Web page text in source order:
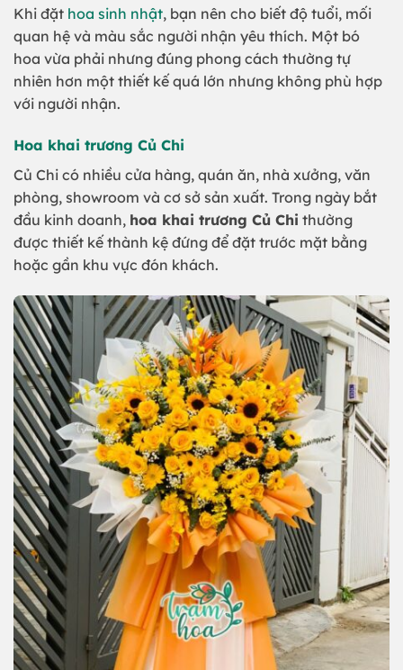
Khi đặt hoa sinh nhật, bạn nên cho biết độ tuổi, mối
quan hệ và màu sắc người nhận yêu thích. Một bó
hoa vừa phải nhưng đúng phong cách thường tự
nhiên hơn một thiết kế quá lớn nhưng không phù hợp
với người nhận.
Hoa khai trương Củ Chi
Củ Chi có nhiều cửa hàng, quán ăn, nhà xưởng, văn
phòng, showroom và cơ sở sản xuất. Trong ngày bắt
đầu kinh doanh, hoa khai trương Củ Chi thường
được thiết kế thành kệ đứng để đặt trước mặt bằng
hoặc gần khu vực đón khách.